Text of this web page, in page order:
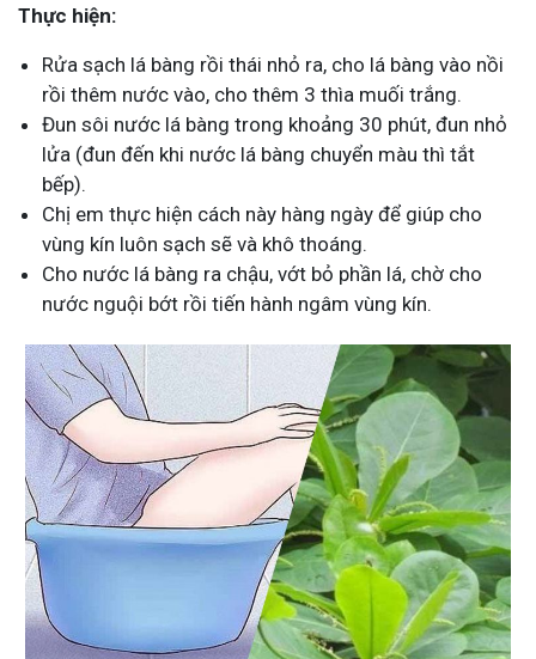
Thực hiện:
Rửa sạch lá bàng rồi thái nhỏ ra, cho lá bàng vào nồi
rồi thêm nước vào, cho thêm 3 thìa muối trắng.
Đun sôi nước lá bàng trong khoảng 30 phút, đun nhỏ
lửa (đun đến khi nước lá bàng chuyển màu thì tắt
bếp).
Chị em thực hiện cách này hàng ngày để giúp cho
vùng kín luôn sạch sẽ và khô thoáng.
Cho nước lá bàng ra chậu, vớt bỏ phần lá, chờ cho
nước nguội bớt rồi tiến hành ngâm vùng kín.